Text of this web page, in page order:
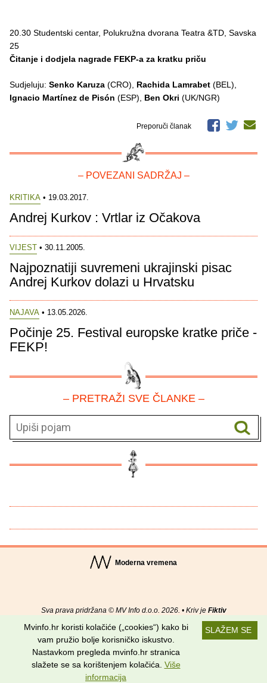
20.30 Studentski centar, Polukružna dvorana Teatra &TD, Savska
25
Čitanje i dodjela nagrade FEKP-a za kratku priču
Sudjeluju: Senko Karuza (CRO), Rachida Lamrabet (BEL),
Ignacio Martínez de Pisón (ESP), Ben Okri (UK/NGR)
Preporuči članak
– POVEZANI SADRŽAJ –
KRITIKA • 19.03.2017.
Andrej Kurkov : Vrtlar iz Očakova
VIJEST • 30.11.2005.
Najpoznatiji suvremeni ukrajinski pisac
Andrej Kurkov dolazi u Hrvatsku
NAJAVA • 13.05.2026.
Počinje 25. Festival europske kratke priče -
FEKP!
– PRETRAŽI SVE ČLANKE –
Moderna vremena
Sva prava pridržana © MV Info d.o.o. 2026. • Kriv je Fiktiv
Uvjeti korištenja RSS kanali
Potraži nas na:
SLAŽEM SE
Mvinfo.hr koristi kolačiće („cookies“) kako bi
vam pružio bolje korisničko iskustvo.
Nastavkom pregleda mvinfo.hr stranica
slažete se sa korištenjem kolačića. Više
informacija